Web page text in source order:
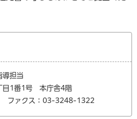
導担当
1番1号 本庁舎4階
ファクス：03-3248-1322